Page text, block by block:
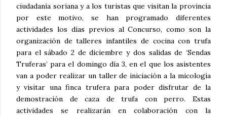
ciudadanía soriana y a los turistas que visitan la provincia
por este motivo, se han programado diferentes
actividades los días previos al Concurso, como son la
organización de talleres infantiles de cocina con trufa
para el sábado 2 de diciembre y dos salidas de ‘Sendas
Truferas’ para el domingo día 3, en el que los asistentes
van a poder realizar un taller de iniciación a la micología
y visitar una finca trufera para poder disfrutar de la
demostración de caza de trufa con perro. Estas
actividades se realizarán en colaboración con la